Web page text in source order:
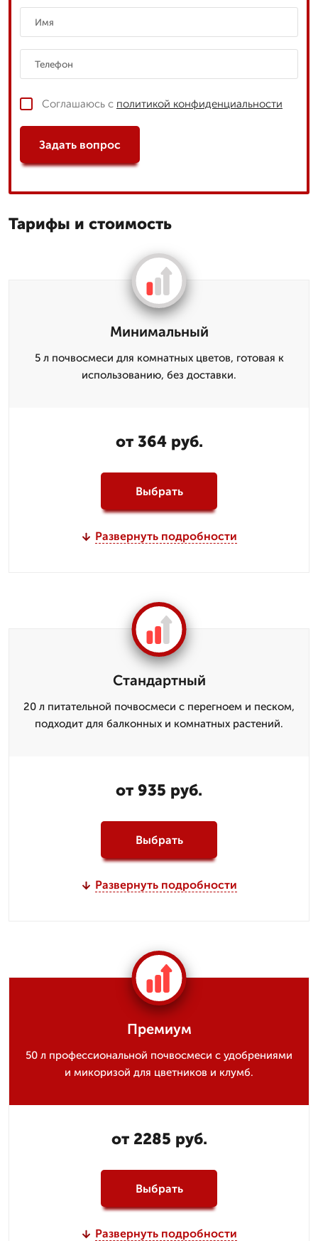
Соглашаюсь с политикой конфиденциальности
Задать вопрос
Тарифы и стоимость
Минимальный
5 л почвосмеси для комнатных цветов, готовая к
использованию, без доставки.
от 364 руб.
Выбрать
Развернуть подробности
Стандартный
20 л питательной почвосмеси с перегноем и песком,
подходит для балконных и комнатных растений.
от 935 руб.
Выбрать
Развернуть подробности
Премиум
50 л профессиональной почвосмеси с удобрениями
и микоризой для цветников и клумб.
от 2285 руб.
Выбрать
Развернуть подробности